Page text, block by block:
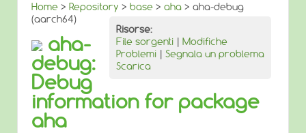
Home > Repository > base > aha > aha-debug
(aarch64)
Risorse:
File sorgenti | Modifiche
Problemi | Segnala un problema
Scarica
aha-
debug:
Debug
information for package
aha